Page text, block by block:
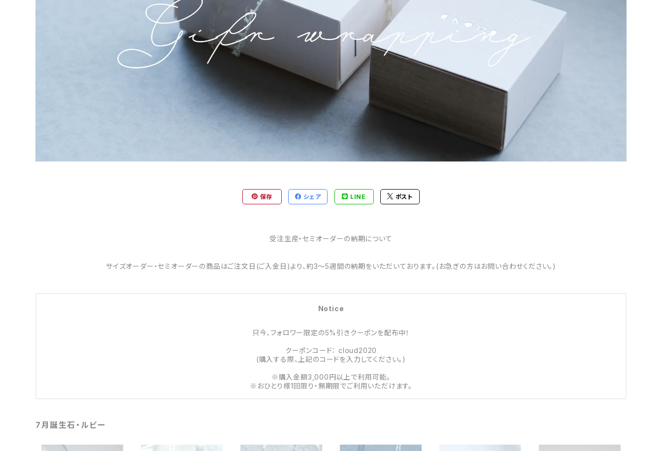
保存 シェア LINE ポスト
受注生産・セミオーダーの納期について
サイズオーダー・セミオーダーの商品はご注文日(ご入金日)より、約3～5週間の納期をいただいております。(お急ぎの方はお問い合わせください。)
Notice
只今、フォロワー限定の5%引きクーポンを配布中！
クーポンコード： cloud2020
(購入する際、上記のコードを入力してください。)
※購入金額3,000円以上で利用可能。
※おひとり様1回限り・無期限でご利用いただけます。
7月誕生石・ルビー